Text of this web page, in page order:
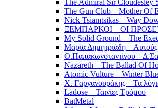
The Admiral Sir Cloudesley
The Gun Club – Mother Of
Nick Tsiamtsikas – Way
ΞΕΜΠΑΡΚΟΙ – ΟΙ
My Solid Ground – The
Μαρία Δημητριάδη –
Θ.Παπακωνσταντίνου –
Nazareth – The Ballad Of
Atomic Vulture – Winter
Χ. Γαργανουράκης – Τα
Ladose – Ταινίες Τρόμου
BatMetal